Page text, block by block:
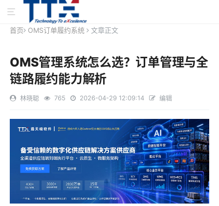
首页 OMS订单履约系统 文章正文
OMS管理系统怎么选？订单管理与全
链路履约能力解析
林晓聪 765 2026-04-29 12:09:14 编辑